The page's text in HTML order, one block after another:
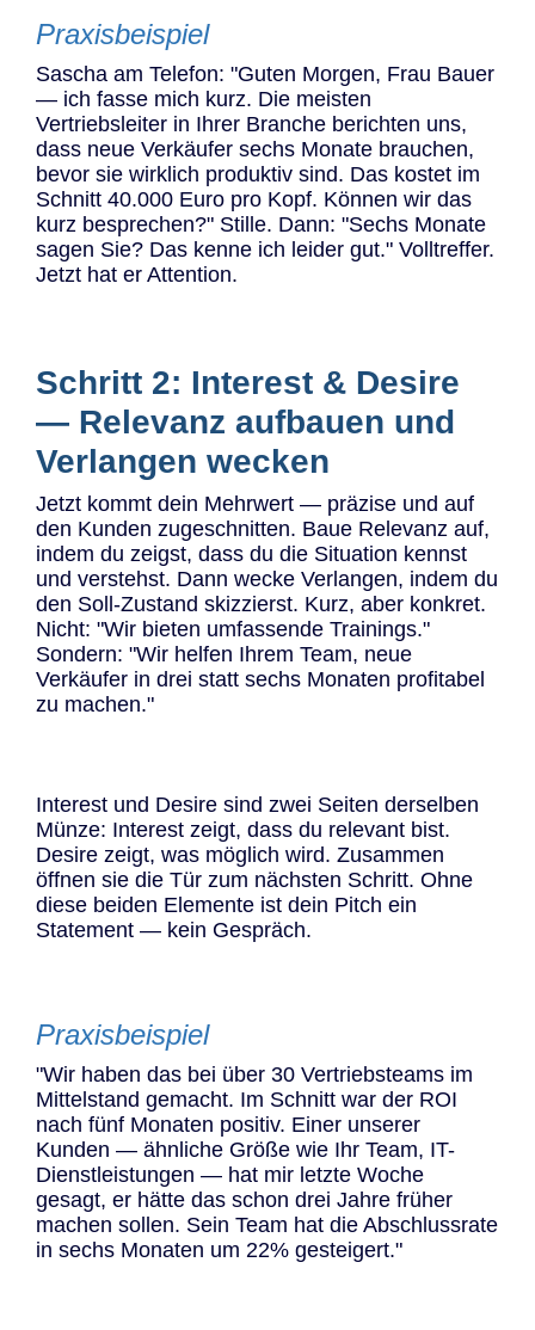
Praxisbeispiel
Sascha am Telefon: "Guten Morgen, Frau Bauer
— ich fasse mich kurz. Die meisten
Vertriebsleiter in Ihrer Branche berichten uns,
dass neue Verkäufer sechs Monate brauchen,
bevor sie wirklich produktiv sind. Das kostet im
Schnitt 40.000 Euro pro Kopf. Können wir das
kurz besprechen?" Stille. Dann: "Sechs Monate
sagen Sie? Das kenne ich leider gut." Volltreffer.
Jetzt hat er Attention.
Schritt 2: Interest & Desire
— Relevanz aufbauen und
Verlangen wecken
Jetzt kommt dein Mehrwert — präzise und auf
den Kunden zugeschnitten. Baue Relevanz auf,
indem du zeigst, dass du die Situation kennst
und verstehst. Dann wecke Verlangen, indem du
den Soll-Zustand skizzierst. Kurz, aber konkret.
Nicht: "Wir bieten umfassende Trainings."
Sondern: "Wir helfen Ihrem Team, neue
Verkäufer in drei statt sechs Monaten profitabel
zu machen."
Interest und Desire sind zwei Seiten derselben
Münze: Interest zeigt, dass du relevant bist.
Desire zeigt, was möglich wird. Zusammen
öffnen sie die Tür zum nächsten Schritt. Ohne
diese beiden Elemente ist dein Pitch ein
Statement — kein Gespräch.
Praxisbeispiel
"Wir haben das bei über 30 Vertriebsteams im
Mittelstand gemacht. Im Schnitt war der ROI
nach fünf Monaten positiv. Einer unserer
Kunden — ähnliche Größe wie Ihr Team, IT-
Dienstleistungen — hat mir letzte Woche
gesagt, er hätte das schon drei Jahre früher
machen sollen. Sein Team hat die Abschlussrate
in sechs Monaten um 22% gesteigert."